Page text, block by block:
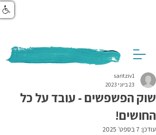
שוק הפשפשים - עובד על כל
החושים!
saritziv1
23 ביוני 2023
עודכן: 7 בספט׳ 2025